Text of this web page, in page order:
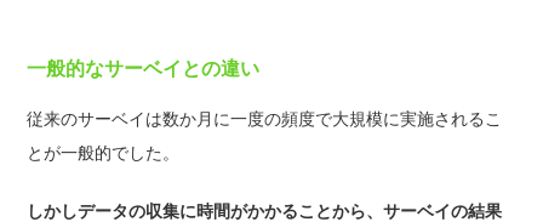
一般的なサーベイとの違い
従来のサーベイは数か月に一度の頻度で大規模に実施されるこ
とが一般的でした。
しかしデータの収集に時間がかかることから、サーベイの結果